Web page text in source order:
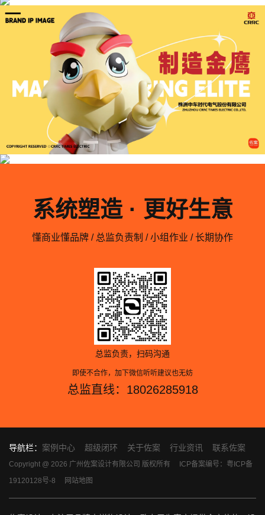
系统塑造 · 更好生意
懂商业懂品牌 / 总监负责制 / 小组作业 / 长期协作
总监负责，扫码沟通
即使不合作，加下微信听听建议也无妨
总监直线：18026285918
导航栏： 案例中心 超级闭环 关于佐案 行业资讯 联系佐案
Copyright @ 2026 广州佐案设计有限公司 版权所有
ICP备案编号：粤ICP备
19120128号-8
网站地图